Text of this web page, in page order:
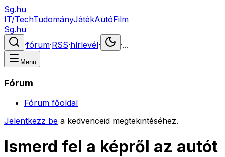
Sg.hu
IT/TechTudományJátékAutóFilm
Sg.hu
·fórum·RSS·hírlevél· ·...
Menü
Fórum
Fórum főoldal
Jelentkezz be a kedvenceid megtekintéséhez.
Ismerd fel a képről az autót